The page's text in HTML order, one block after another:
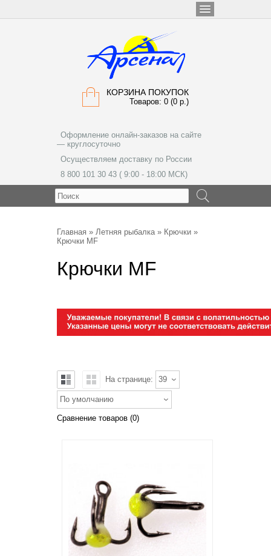
КОРЗИНА ПОКУПОК
Товаров: 0 (0 р.)
Оформление онлайн-заказов на сайте
— круглосуточно
Осуществляем доставку по России
8 800 101 30 43 ( 9:00 - 18:00 МСК)
Главная » Летняя рыбалка» Крючки »
Крючки MF
Крючки MF
На странице: 39
По умолчанию
Сравнение товаров (0)